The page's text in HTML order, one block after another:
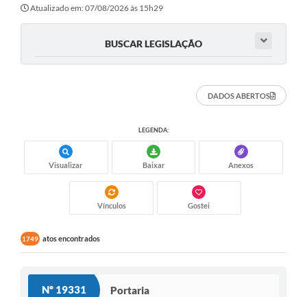
Atualizado em: 07/08/2026 às 15h29
BUSCAR LEGISLAÇÃO
DADOS ABERTOS
LEGENDA:
Visualizar Baixar Anexos
Vínculos Gostei
1749 atos encontrados
Nº 19331 Portaria